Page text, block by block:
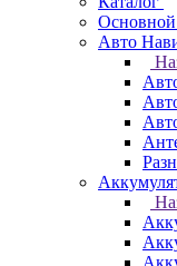
Основной
Авто